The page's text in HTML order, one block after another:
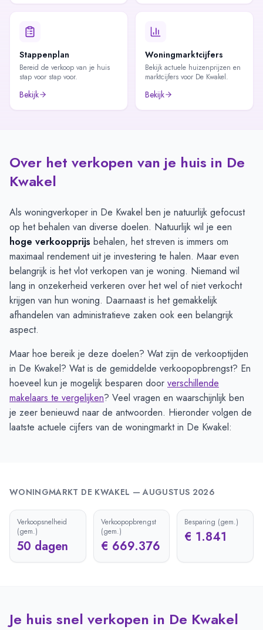
Stappenplan
Bereid de verkoop van je huis
stap voor stap voor.
Bekijk
Woningmarktcijfers
Bekijk actuele huizenprijzen en
marktcijfers voor De Kwakel.
Bekijk
Over het verkopen van je huis in De
Kwakel
Als woningverkoper in De Kwakel ben je natuurlijk gefocust
op het behalen van diverse doelen. Natuurlijk wil je een
hoge verkoopprijs behalen, het streven is immers om
maximaal rendement uit je investering te halen. Maar even
belangrijk is het vlot verkopen van je woning. Niemand wil
lang in onzekerheid verkeren over het wel of niet verkocht
krijgen van hun woning. Daarnaast is het gemakkelijk
afhandelen van administratieve zaken ook een belangrijk
aspect.
Maar hoe bereik je deze doelen? Wat zijn de verkooptijden
in De Kwakel? Wat is de gemiddelde verkoopopbrengst? En
hoeveel kun je mogelijk besparen door verschillende
makelaars te vergelijken? Veel vragen en waarschijnlijk ben
je zeer benieuwd naar de antwoorden. Hieronder volgen de
laatste actuele cijfers van de woningmarkt in De Kwakel:
WONINGMARKT DE KWAKEL —AUGUSTUS 2026
Verkoopsnelheid
(gem.)
50 dagen
Verkoopopbrengst
(gem.)
€ 669.376
Besparing (gem.)
€ 1.841
Je huis snel verkopen in De Kwakel